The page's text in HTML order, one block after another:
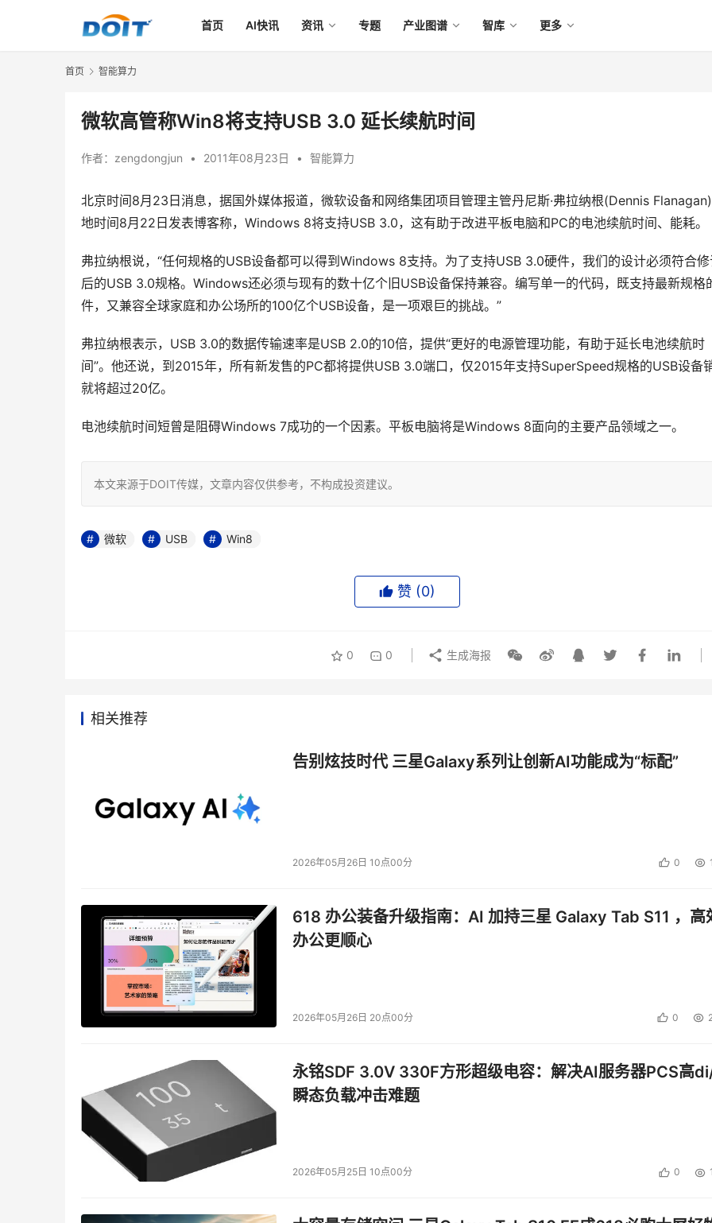
首页 AI快讯 资讯 专题 产业图谱 智库 更多
首页 智能算力
微软高管称Win8将支持USB 3.0 延长续航时间
作者： zengdongjun • 2011年08月23日 • 智能算力
北京时间8月23日消息，据国外媒体报道，微软设备和网络集团项目管理主管丹尼斯·弗拉纳根(Dennis
地时间8月22日发表博客称，Windows 8将支持USB 3.0，这有助于改进平板电脑和PC的电池续航时间、能耗。
弗拉纳根说，“任何规格的USB设备都可以得到Windows 8支持。为了支持USB 3.0硬件，我们的设计必须符合
后的USB 3.0规格。Windows还必须与现有的数十亿个旧USB设备保持兼容。编写单一的代码，既支持最新规格
件，又兼容全球家庭和办公场所的100亿个USB设备，是一项艰巨的挑战。”
弗拉纳根表示，USB 3.0的数据传输速率是USB 2.0的10倍，提供“更好的电源管理功能，有助于延长电池续航时
间”。他还说，到2015年，所有新发售的PC都将提供USB 3.0端口，仅2015年支持SuperSpeed规格的USB设备
就将超过20亿。
电池续航时间短曾是阻碍Windows 7成功的一个因素。平板电脑将是Windows 8面向的主要产品领域之一。
本文来源于DOIT传媒，文章内容仅供参考，不构成投资建议。
微软 USB Win8
赞 (0)
0 0 生成海报
相关推荐
告别炫技时代 三星Galaxy系列让创新AI功能成为“标配”
2026年05月26日 10点00分 0
618 办公装备升级指南：AI 加持三星 Galaxy Tab S11 ，高
办公更顺心
2026年05月26日 20点00分 0
永铭SDF 3.0V 330F方形超级电容：解决AI服务器PCS高
瞬态负载冲击难题
2026年05月25日 10点00分 0